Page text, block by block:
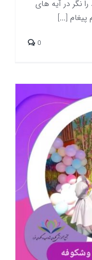
نگر در آیه های
پیغام [...]
0